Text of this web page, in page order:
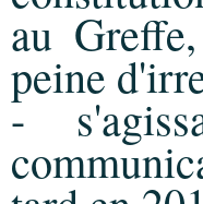
au
peine
-